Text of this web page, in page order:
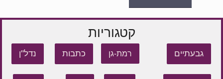
קטגוריות
גבעתיים רמת-גן כתבות נדל"ן